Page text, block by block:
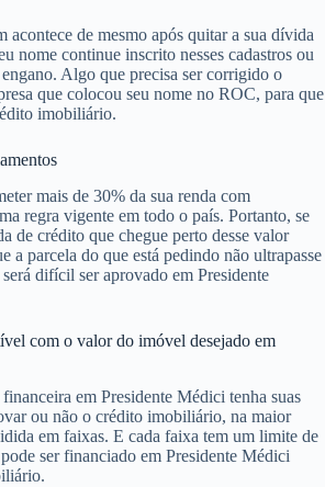
acontece de mesmo após quitar a sua dívida
nome continue inscrito nesses cadastros ou
Algo que precisa ser corrigido o
que colocou seu nome no ROC, para que
imobiliário.
mais de 30% da sua renda com
regra vigente em todo o país. Portanto, se
de crédito que chegue perto desse valor
a parcela do que está pedindo não ultrapasse
difícil ser aprovado em Presidente
com o valor do imóvel desejado em
em Presidente Médici tenha suas
ou não o crédito imobiliário, na maior
em faixas. E cada faixa tem um limite de
ser financiado em Presidente Médici